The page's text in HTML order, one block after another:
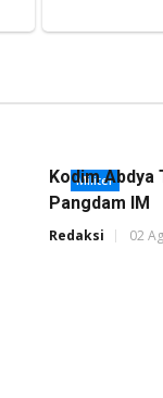
Militer
Kodim
Pangdam IM
Redaksi 02